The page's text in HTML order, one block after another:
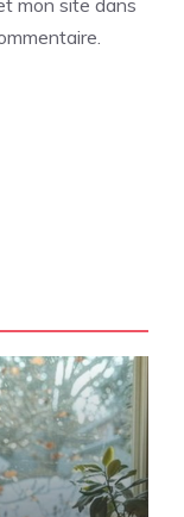
mon site dans